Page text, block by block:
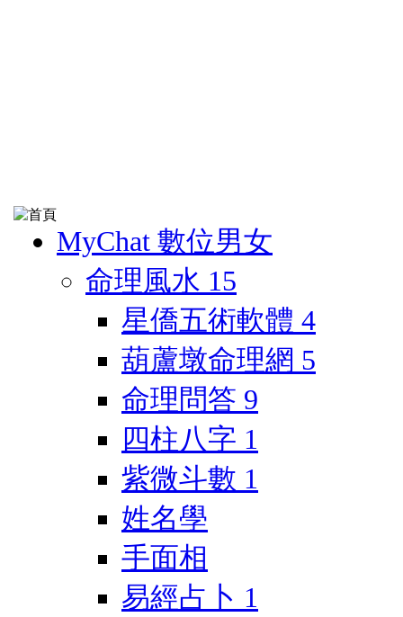
MyChat 數位男女
命理風水 15
星僑五術軟體 4
葫蘆墩命理網 5
命理問答 9
四柱八字 1
紫微斗數 1
姓名學
手面相
易經占卜 1